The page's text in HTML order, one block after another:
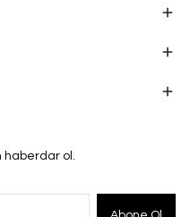
haberdar ol.